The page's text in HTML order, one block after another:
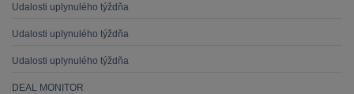
Udalosti uplynulého týždňa
Udalosti uplynulého týždňa
Udalosti uplynulého týždňa
DEAL MONITOR